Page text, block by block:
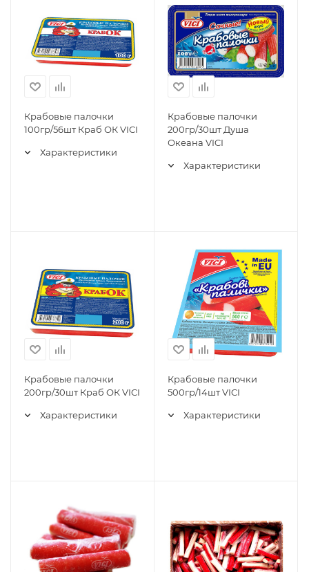
Крабовые палочки
100гр/56шт Краб ОК VICI
Характеристики
Крабовые палочки
200гр/30шт Душа
Океана VICI
Характеристики
Крабовые палочки
200гр/30шт Краб ОК VICI
Характеристики
Крабовые палочки
500гр/14шт VICI
Характеристики